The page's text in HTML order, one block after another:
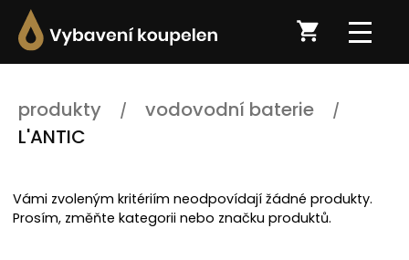
produkty
vodovodní baterie
L'ANTIC
Vámi zvoleným kritériím neodpovídají žádné produkty.
Prosím, změňte kategorii nebo značku produktů.